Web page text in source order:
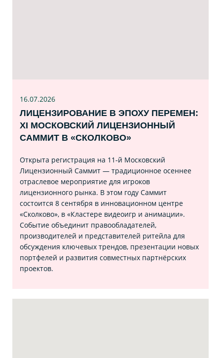
16.07.2026
ЛИЦЕНЗИРОВАНИЕ В ЭПОХУ ПЕРЕМЕН:
XI МОСКОВСКИЙ ЛИЦЕНЗИОННЫЙ
САММИТ В «СКОЛКОВО»
Открыта регистрация на 11‑й Московский
Лицензионный Саммит — традиционное осеннее
отраслевое мероприятие для игроков
лицензионного рынка. В этом году Саммит
состоится 8 сентября в инновационном центре
«Сколково», в «Кластере видеоигр и анимации».
Событие объединит правообладателей,
производителей и представителей ритейла для
обсуждения ключевых трендов, презентации новых
портфелей и развития совместных партнёрских
проектов.